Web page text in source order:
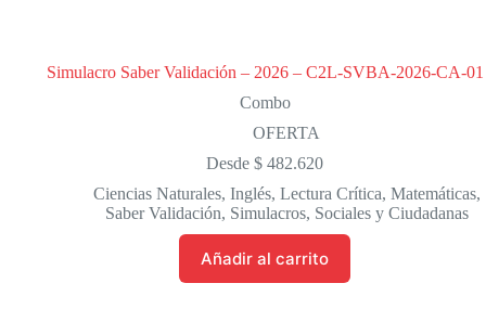
Simulacro Saber Validación – 2026 – C2L-SVBA-2026-CA-01
Combo
OFERTA
Desde $ 482.620
Ciencias Naturales, Inglés, Lectura Crítica, Matemáticas,
Saber Validación, Simulacros, Sociales y Ciudadanas
Añadir al carrito